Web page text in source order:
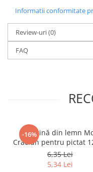
Informatii conformitate
Review-uri(0)
FAQ
-16%
Figurină din lemn
Crăciun pentru pictat
6,35 Lei
5,34 Lei